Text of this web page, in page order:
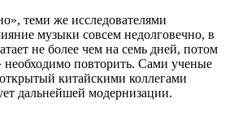
теми же исследователями
музыки совсем недолговечно, в
не более чем на семь дней, потом
повторить. Сами ученые
китайскими коллегами
дальнейшей модернизации.